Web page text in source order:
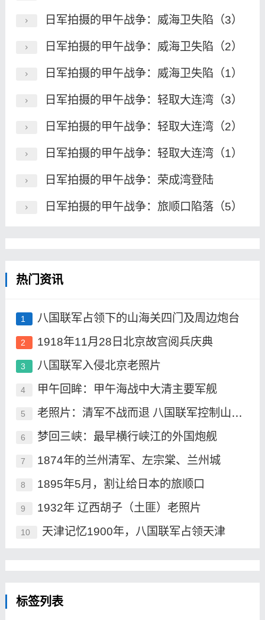
日军拍摄的甲午战争：威海卫失陷（3）
日军拍摄的甲午战争：威海卫失陷（2）
日军拍摄的甲午战争：威海卫失陷（1）
日军拍摄的甲午战争：轻取大连湾（3）
日军拍摄的甲午战争：轻取大连湾（2）
日军拍摄的甲午战争：轻取大连湾（1）
日军拍摄的甲午战争：荣成湾登陆
日军拍摄的甲午战争：旅顺口陷落（5）
热门资讯
1 八国联军占领下的山海关四门及周边炮台
2 1918年11月28日北京故宫阅兵庆典
3 八国联军入侵北京老照片
4 甲午回眸：甲午海战中大清主要军舰
5 老照片：清军不战而退 八国联军控制山海关
6 梦回三峡：最早横行峡江的外国炮舰
7 1874年的兰州清军、左宗棠、兰州城
8 1895年5月，割让给日本的旅顺口
9 1932年 辽西胡子（土匪）老照片
10 天津记忆1900年，八国联军占领天津
标签列表